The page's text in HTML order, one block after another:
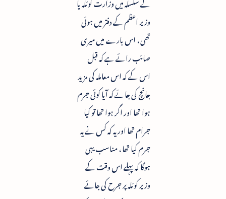
وزیر اعظم کے دفتر میں ہوئی
تھی ، اس بارے میں میری
صائب رائے ہے کہ قبل
اس کے کہ اس معاملہ کی مزید
جانچ کی جائے کہ آیا کوئی جرم
ہوا تھا اور اگر ہوا تھا تو کیا
جرام تھا اور یہ کہ کس نے یہ
جرم کیا تھا ، مناسب یہی
ہوگا کہ پہلے اس وقت کے
وزیر کوئلہ پر جرح کی جائے